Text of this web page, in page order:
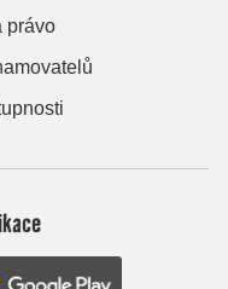
právo